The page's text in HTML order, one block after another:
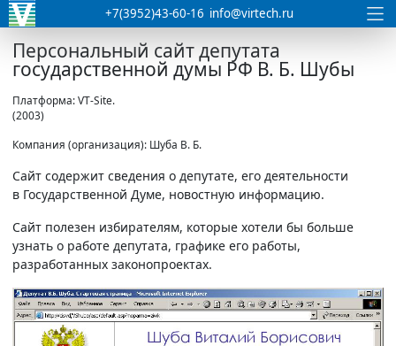
+7(3952)43-60-16 info@virtech.ru
Персональный сайт депутата
государственной думы РФ В. Б. Шубы
Платформа: VT-Site.
(2003)
Компания (организация): Шуба В. Б.
Сайт содержит сведения о депутате, его деятельности
в Государственной Думе, новостную информацию.
Сайт полезен избирателям, которые хотели бы больше
узнать о работе депутата, графике его работы,
разработанных законопроектах.